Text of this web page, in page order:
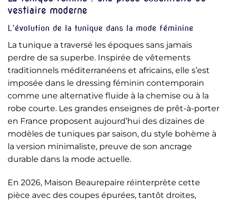
vestiaire moderne
L’évolution de la tunique dans la mode féminine
La tunique a traversé les époques sans jamais
perdre de sa superbe. Inspirée de vêtements
traditionnels méditerranéens et africains, elle s’est
imposée dans le dressing féminin contemporain
comme une alternative fluide à la chemise ou à la
robe courte. Les grandes enseignes de prêt-à-porter
en France proposent aujourd’hui des dizaines de
modèles de tuniques par saison, du style bohème à
la version minimaliste, preuve de son ancrage
durable dans la mode actuelle.
En 2026, Maison Beaurepaire réinterprète cette
pièce avec des coupes épurées, tantôt droites,